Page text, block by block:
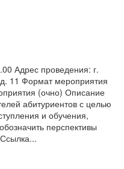
Адрес проведения: г.
11 Формат мероприятия
(очно) Описание
абитуриентов с целью
и обучения,
перспективы